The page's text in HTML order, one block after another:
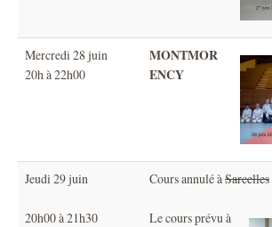
Mercredi 28 juin
20h à 22h00
MONTMOR
ENCY
Jeudi 29 juin
20h00 à 21h30
Cours annulé àSarcelles
Le cours prévu à